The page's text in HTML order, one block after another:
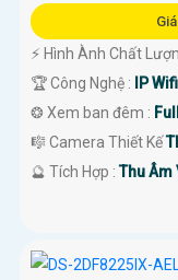
️⚡ Hình Ành Chất
🏆 Công Nghệ :
IP
❂ Xem ban đêm :
🎼️ Camera Thiết Kế
️🔮 Tích Hợp :Thu Âm